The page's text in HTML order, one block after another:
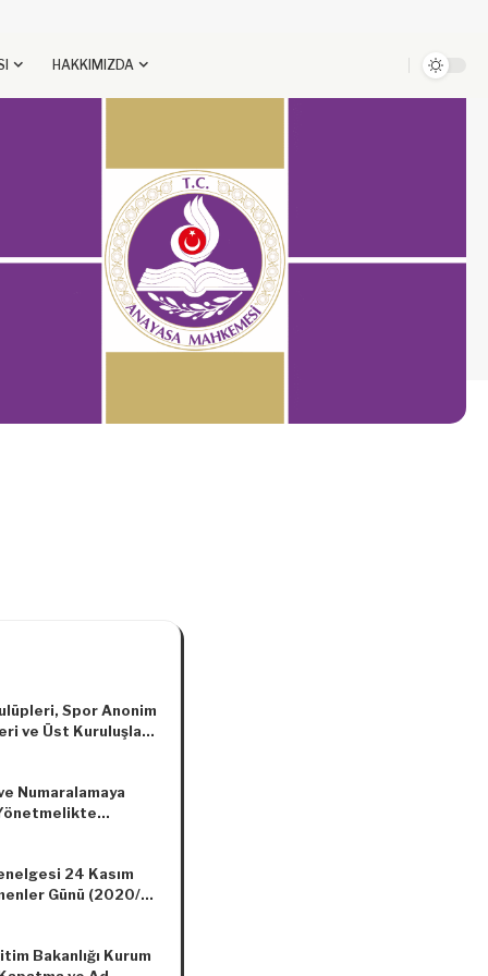
HAKKIMIZDA
Spor Anonim
ve Üst Kuruluşlara
Numaralamaya
24 Kasım
Günü (2020/6
Bakanlığı Kurum